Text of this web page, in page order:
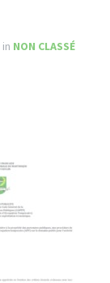
in NON CLASSÉ